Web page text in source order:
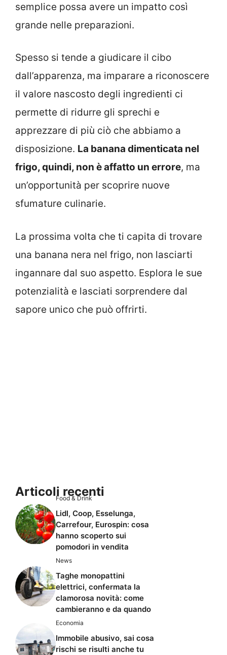
semplice possa avere un impatto così
grande nelle preparazioni.
Spesso si tende a giudicare il cibo
dall’apparenza, ma imparare a riconoscere
il valore nascosto degli ingredienti ci
permette di ridurre gli sprechi e
apprezzare di più ciò che abbiamo a
disposizione. La banana dimenticata nel
frigo, quindi, non è affatto un errore, ma
un’opportunità per scoprire nuove
sfumature culinarie.
La prossima volta che ti capita di trovare
una banana nera nel frigo, non lasciarti
ingannare dal suo aspetto. Esplora le sue
potenzialità e lasciati sorprendere dal
sapore unico che può offrirti.
Articoli recenti
Food & Drink
Lidl, Coop, Esselunga,
Carrefour, Eurospin: cosa
hanno scoperto sui
pomodori in vendita
News
Taghe monopattini
elettrici, confermata la
clamorosa novità: come
cambieranno e da quando
Economia
Immobile abusivo, sai cosa
rischi se risulti anche tu